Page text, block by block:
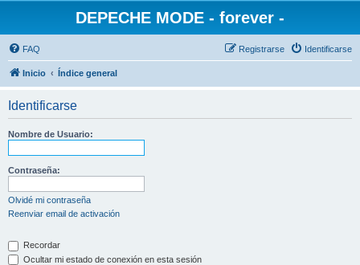
DEPECHE MODE - forever -
FAQ Identificarse
Registrarse
Inicio Índice general
Identificarse
Nombre de Usuario:
Contraseña:
Olvidé mi contraseña
Reenviar email de activación
Recordar
Ocultar mi estado de conexión en esta sesión